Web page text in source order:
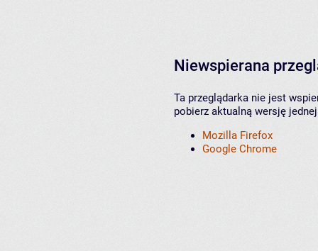
Niewspierana
Ta przeglądarka nie jest
pobierz aktualną wersję
Mozilla Firefox
Google Chrome